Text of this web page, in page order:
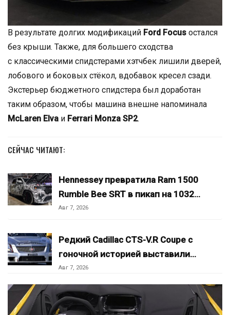
В результате долгих модификаций Ford Focus остался
без крыши. Также, для большего сходства
с классическими спидстерами хэтчбек лишили дверей,
лобового и боковых стёкол, вдобавок кресел сзади.
Экстерьер бюджетного спидстера был доработан
таким образом, чтобы машина внешне напоминала
McLaren Elva и Ferrari Monza SP2.
СЕЙЧАС ЧИТАЮТ:
Hennessey превратила Ram 1500
Rumble Bee SRT в пикап на 1032…
Авг 7, 2026
Редкий Cadillac CTS-V.R Coupe с
гоночной историей выставили…
Авг 7, 2026